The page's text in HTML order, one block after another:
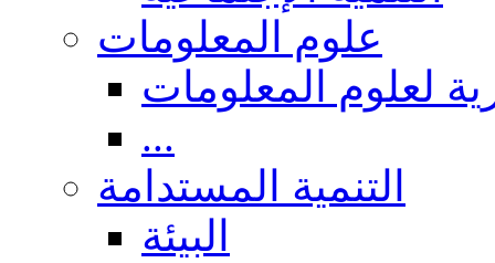
علوم المعلومات
لعلوم المعلومات
...
التنمية المستدامة
البيئة